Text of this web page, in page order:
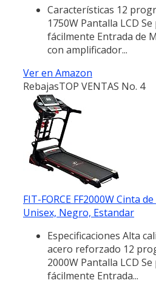
Características 12
1750W Pantalla LCD
fácilmente Entrada de
con amplificador...
Ver en Amazon
RebajasTOP VENTAS No. 4
FIT-FORCE FF2000W Cinta
Unisex, Negro, Estandar
Especificaciones Alta
acero reforzado 12
2000W Pantalla LCD
fácilmente Entrada...